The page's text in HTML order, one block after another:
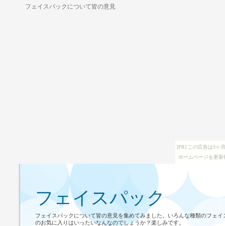
[PR] この広告は3ヶ
ホームページを更
フェイスパックについて皆の意見
フェイスパック
フェイスパックについて皆の意見を集めてみました。いろんな種類のフェ
のお気に入りはいったいなんなのでしょうか？楽しみです。